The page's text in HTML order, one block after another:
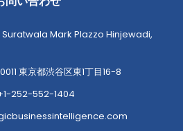
Mark Plazzo Hinjewadi,
東京都渋谷区東1丁目16-8
252-552-1404